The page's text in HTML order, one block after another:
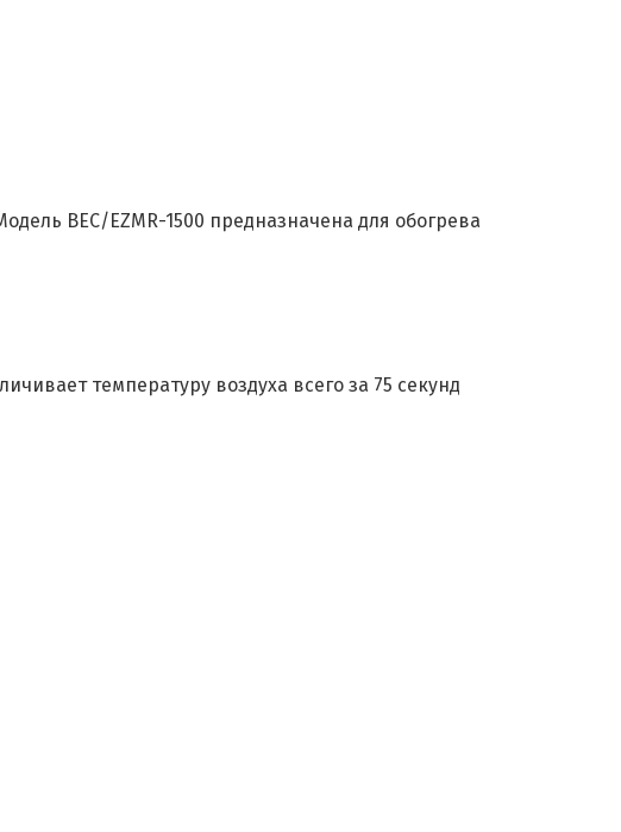
BEC/EZMR-1500 предназначена для обогрева
температуру воздуха всего за 75 секунд